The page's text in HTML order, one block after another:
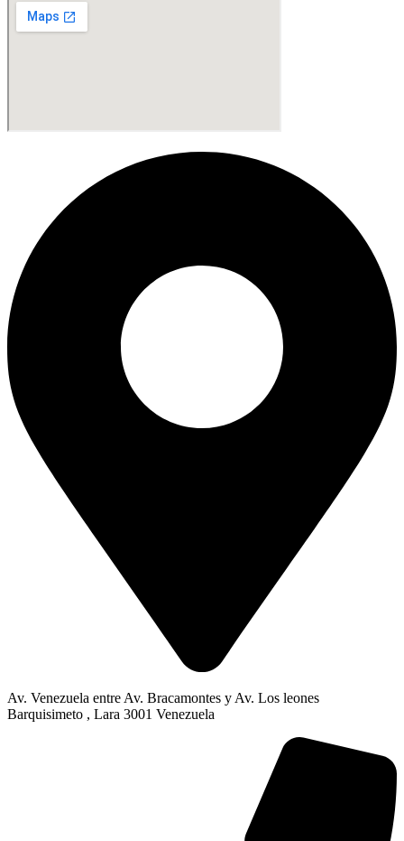
Av. Venezuela entre Av. Bracamontes y Av. Los leones
Barquisimeto , Lara 3001 Venezuela